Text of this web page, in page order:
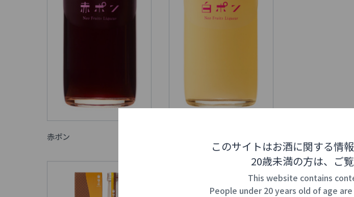
赤ポン
このサイトはお酒に関する情
20歳未満の方は、ご
This website contains
People under 20 years old of age